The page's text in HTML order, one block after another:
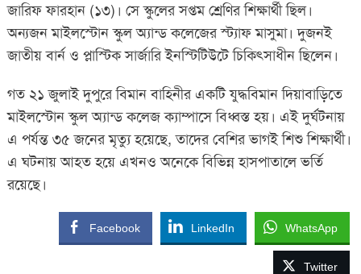
জারিফ ফারহান (১৩)। সে স্কুলের সপ্তম শ্রেণির শিক্ষার্থী ছিল।
অন্যজন মাইলস্টোন স্কুল অ্যান্ড কলেজের স্ট্যাফ মাসুমা। দুজনই
জাতীয় বার্ন ও প্লাস্টিক সার্জারি ইনস্টিটিউটে চিকিৎসাধীন ছিলেন।
গত ২১ জুলাই দুপুরে বিমান বাহিনীর একটি যুদ্ধবিমান দিয়াবাড়িতে
মাইলস্টোন স্কুল অ্যান্ড কলেজ ক্যাম্পাসে বিধ্বস্ত হয়। এই দুর্ঘটনায়
এ পর্যন্ত ৩৫ জনের মৃত্যু হয়েছে, তাদের বেশির ভাগই শিশু শিক্ষার্থী।
এ ঘটনায় আহত হয়ে এখনও অনেকে বিভিন্ন হাসপাতালে ভর্তি
রয়েছে।
Facebook LinkedIn WhatsApp
Twitter